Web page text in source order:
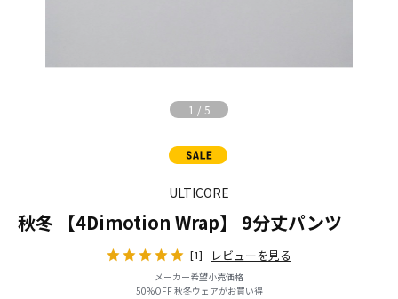
1 / 5
ULTICORE
秋冬 【4Dimotion Wrap】 9分丈パンツ
[1] レビューを見る
メーカー希望小売価格
50%OFF 秋冬ウェアがお買い得